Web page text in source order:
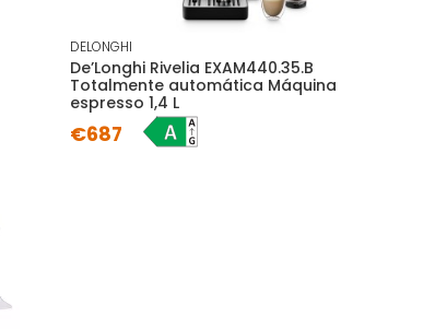
DELONGHI
De’Longhi Rivelia EXAM440.35.B
Totalmente automática Máquina
espresso 1,4 L
€687